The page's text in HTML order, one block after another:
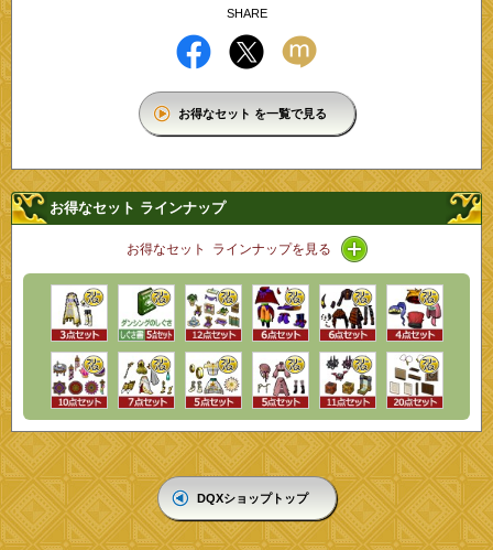
SHARE
お得なセット を一覧で見る
お得なセット ラインナップ
お得なセット ラインナップを見る アイコン / ラインナ
DQXショップトップ